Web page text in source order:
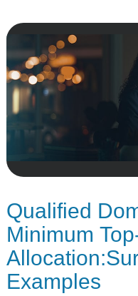
Qualified
Minimum
Examples